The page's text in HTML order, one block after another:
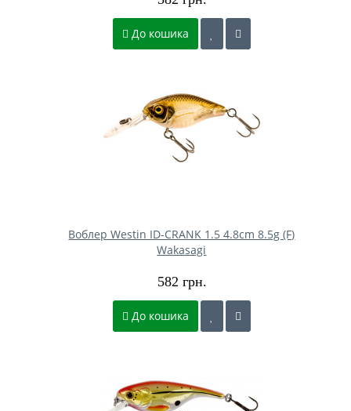
До кошика
Воблер Westin ID-CRANK 1.5 4.8cm 8.5g (F)
Wakasagi
582 грн.
До кошика